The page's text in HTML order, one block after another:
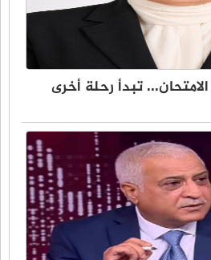
تبدأ رحلة أخرى